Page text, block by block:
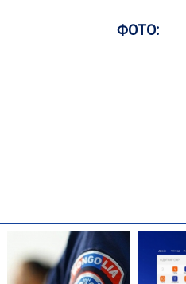
ФОТО: